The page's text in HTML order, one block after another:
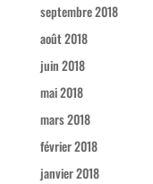
septembre 2018
août 2018
juin 2018
mai 2018
mars 2018
février 2018
janvier 2018